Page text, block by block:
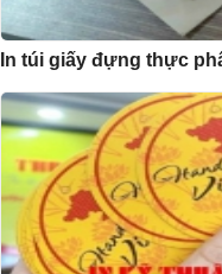
In túi giấy đựng thực